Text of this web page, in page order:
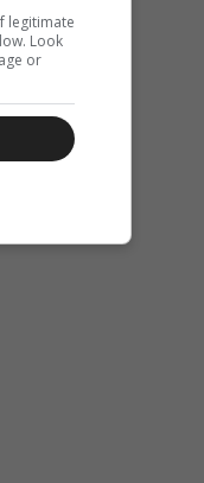
legitimate
Look
or